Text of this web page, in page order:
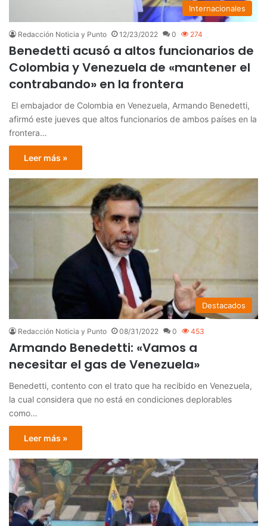
Internacionales
Redacción Noticia y Punto 12/23/2022 0 274
Benedetti acusó a altos funcionarios de
Colombia y Venezuela de «mantener el
contrabando» en la frontera
El embajador de Colombia en Venezuela, Armando Benedetti,
afirmó este jueves que altos funcionarios de ambos países en la
frontera…
Leer más »
Destacados
Redacción Noticia y Punto 08/31/2022 0 453
Armando Benedetti: «Vamos a
necesitar el gas de Venezuela»
Benedetti, contento con el trato que ha recibido en Venezuela,
la cual considera que no está en condiciones deplorables
como…
Leer más »